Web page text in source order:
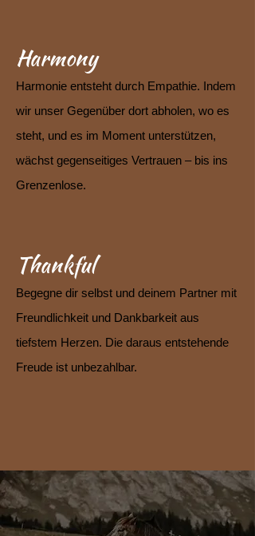
Harmony
Harmonie entsteht durch Empathie. Indem
wir unser Gegenüber dort abholen, wo es
steht, und es im Moment unterstützen,
wächst gegenseitiges Vertrauen – bis ins
Grenzenlose.
Thankful
Begegne dir selbst und deinem Partner mit
Freundlichkeit und Dankbarkeit aus
tiefstem Herzen. Die daraus entstehende
Freude ist unbezahlbar.